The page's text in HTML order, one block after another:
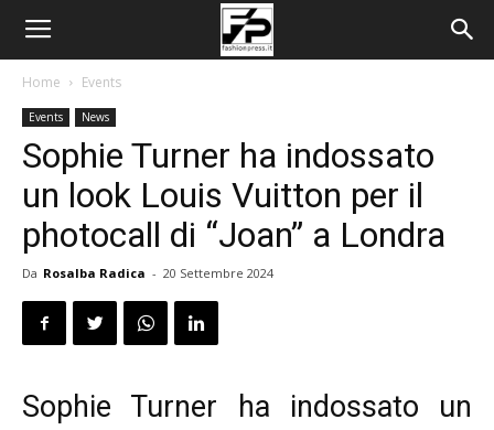
Home Events
Events News
Sophie Turner ha indossato
un look Louis Vuitton per il
photocall di “Joan” a Londra
Da Rosalba Radica - 20 Settembre 2024
Sophie Turner ha indossato un